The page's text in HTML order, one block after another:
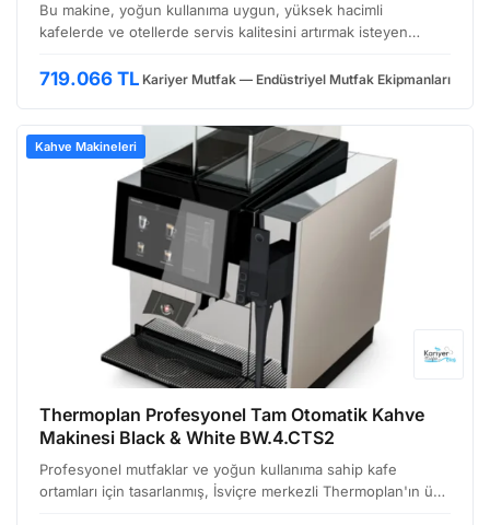
Bu makine, yoğun kullanıma uygun, yüksek hacimli
kafelerde ve otellerde servis kalitesini artırmak isteyen
ile Yüksek Performans Thermoplan, İsviçre merkezli,…
719.066 TL Kariyer Mutfak — Endüstriyel Mutfak Ekipmanları
Kahve Makineleri
Thermoplan Profesyonel Tam Otomatik Kahve
Makinesi Black & White BW.4.CTS2
Profesyonel mutfaklar ve yoğun kullanıma sahip kafe
ortamları için tasarlanmış, İsviçre merkezli Thermoplan'ın üst